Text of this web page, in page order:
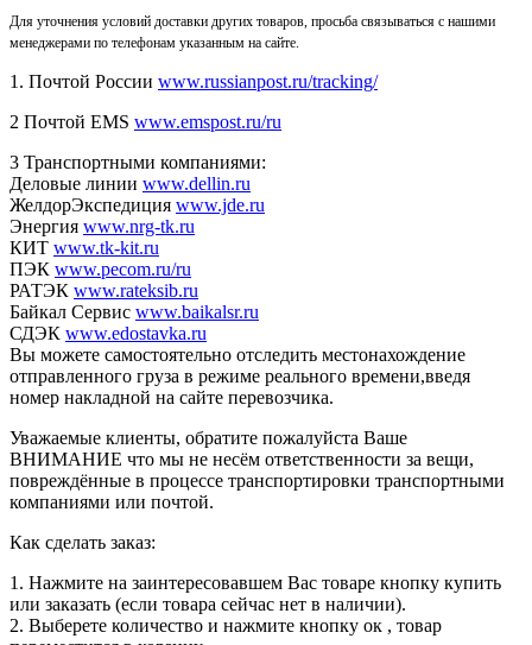
Для уточнения условий доставки других товаров, просьба связываться с нашими
менеджерами по телефонам указанным на сайте.
1. Почтой России www.russianpost.ru/tracking/
2 Почтой EMS www.emspost.ru/ru
3 Транспортными компаниями:
Деловые линии www.dellin.ru
ЖелдорЭкспедиция www.jde.ru
Энергия www.nrg-tk.ru
КИТ www.tk-kit.ru
ПЭК www.pecom.ru/ru
РАТЭК www.rateksib.ru
Байкал Сервис www.baikalsr.ru
СДЭК www.edostavka.ru
Вы можете самостоятельно отследить местонахождение
отправленного груза в режиме реального времени,введя
номер накладной на сайте перевозчика.
Уважаемые клиенты, обратите пожалуйста Ваше
ВНИМАНИЕ что мы не несём ответственности за вещи,
повреждённые в процессе транспортировки транспортными
компаниями или почтой.
Как сделать заказ:
1. Нажмите на заинтересовавшем Вас товаре кнопку купить
или заказать (если товара сейчас нет в наличии).
2. Выберете количество и нажмите кнопку ок , товар